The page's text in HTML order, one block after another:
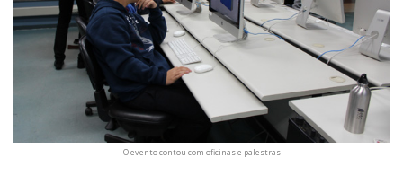
O evento contou com oficinas e palestras